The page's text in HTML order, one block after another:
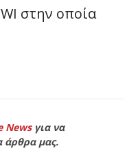
στην οποία
Newsγια να
άρθρα μας.